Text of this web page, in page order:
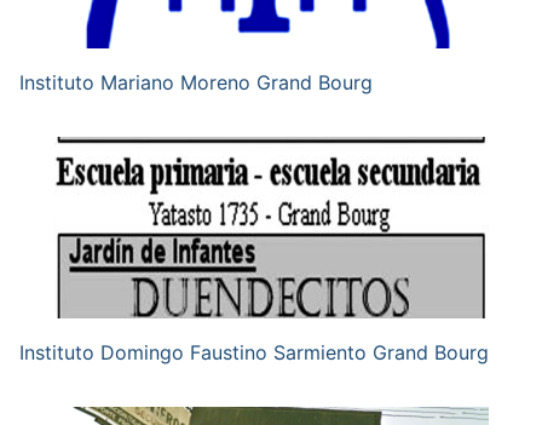
Instituto Mariano Moreno Grand Bourg
Instituto Domingo Faustino Sarmiento Grand Bourg